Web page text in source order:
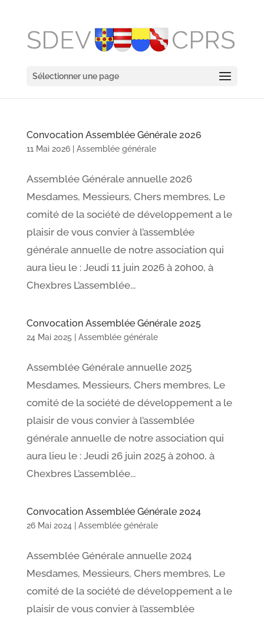
Sélectionner une page
Convocation Assemblée Générale 2026
11 Mai 2026| Assemblée générale
Assemblée Générale annuelle 2026
Mesdames, Messieurs, Chers membres, Le
comité de la société de développement a le
plaisir de vous convier à l’assemblée
générale annuelle de notre association qui
aura lieu le : Jeudi 11 juin 2026 à 20h00, à
Chexbres L’assemblée...
Convocation Assemblée Générale 2025
24 Mai 2025 Assemblée générale
Assemblée Générale annuelle 2025
Mesdames, Messieurs, Chers membres, Le
comité de la société de développement a le
plaisir de vous convier à l’assemblée
générale annuelle de notre association qui
aura lieu le : Jeudi 26 juin 2025 à 20h00, à
Chexbres L’assemblée...
Convocation Assemblée Générale 2024
26 Mai 2024 Assemblée générale
Assemblée Générale annuelle 2024
Mesdames, Messieurs, Chers membres, Le
comité de la société de développement a le
plaisir de vous convier à l’assemblée